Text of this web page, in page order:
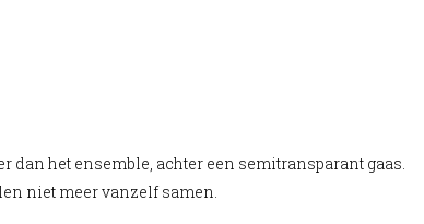
dan het ensemble, achter een semitransparant gaas.
niet meer vanzelf samen.